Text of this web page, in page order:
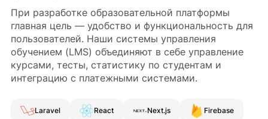
При разработке образовательной платформы
главная цель — удобство и функциональность для
пользователей. Наши системы управления
обучением (LMS) объединяют в себе управление
курсами, тесты, статистику по студентам и
интеграцию с платежными системами.
Laravel React Next.js Firebase